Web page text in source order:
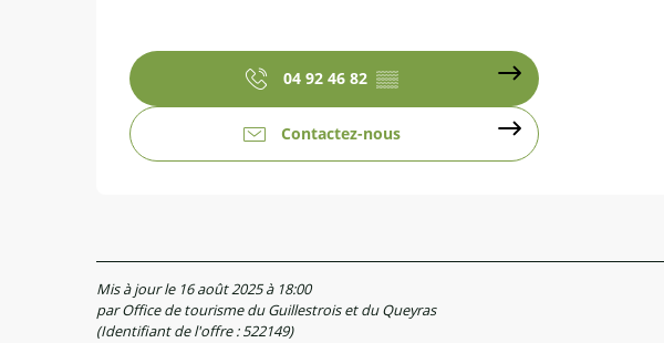
04 92 46 82 ▒▒
Contactez-nous
Mis à jour le 16 août 2025 à 18:00
par Office de tourisme du Guillestrois et du Queyras
(Identifiant de l'offre :522149)